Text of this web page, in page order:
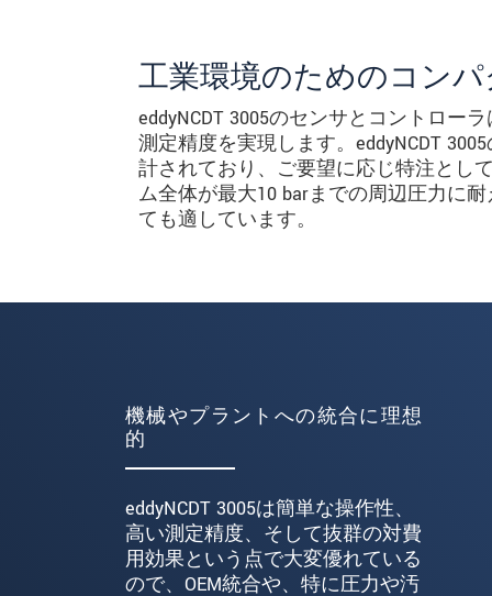
工業環境のためのコン
eddyNCDT 3005のセンサとコントロー
測定精度を実現します。eddyNCDT
計されており、ご要望に応じ特注とし
ム全体が最大10 barまでの周辺圧力に
ても適しています。
機械やプラントへの統合に理想
的
eddyNCDT 3005は簡単な操作性、
高い測定精度、そして抜群の対費
用効果という点で大変優れている
ので、OEM統合や、特に圧力や汚